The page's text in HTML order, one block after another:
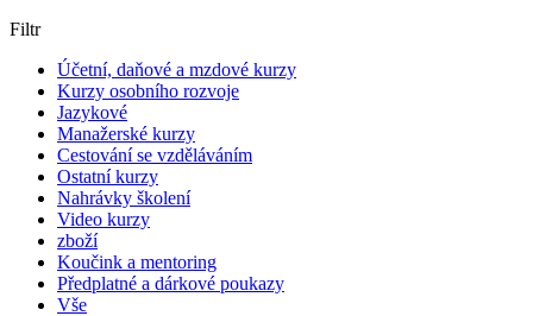
Filtr
Účetní, daňové a mzdové kurzy
Kurzy osobního rozvoje
Jazykové
Manažerské kurzy
Cestování se vzděláváním
Ostatní kurzy
Nahrávky školení
Video kurzy
zboží
Koučink a mentoring
Předplatné a dárkové poukazy
Vše